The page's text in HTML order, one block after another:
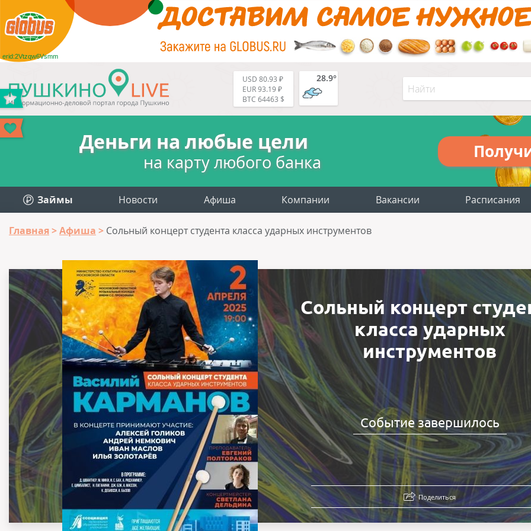
erid:2Vtzqw6Vsmm
USD 80.93 ₽
EUR 93.19 ₽
BTC 64463 $
28.9°
Деньги на любые цели
на карту любого банка
Займы Новости Афиша Компании Вакансии Расписания
Главная Афиша Сольный концерт студента класса ударных инструментов
Сольный концерт
класса ударных
инструментов
Событие завершилось
Поделиться